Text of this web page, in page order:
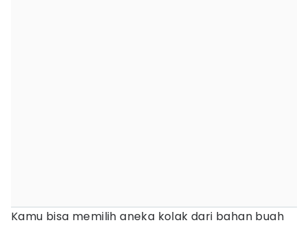
Kamu bisa memilih aneka kolak dari bahan buah